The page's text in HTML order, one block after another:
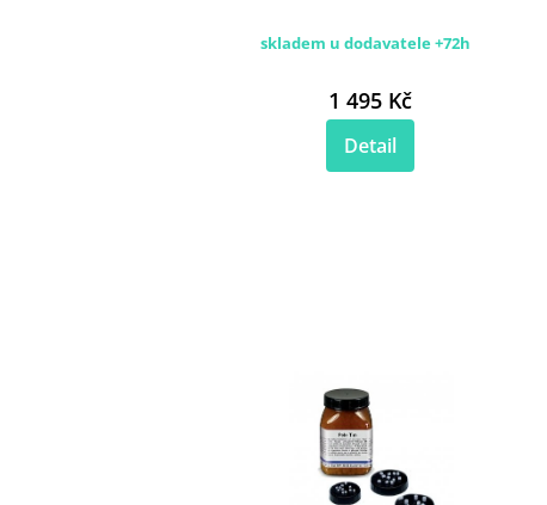
skladem u dodavatele +72h
1 495 Kč
Detail